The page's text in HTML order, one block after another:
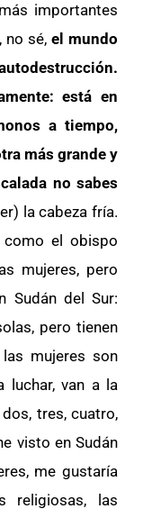
importantes
no sé, el mundo
está en
a tiempo,
más grande y
no sabes
la cabeza fría.
como el obispo
mujeres, pero
Sudán del Sur:
pero tienen
mujeres son
luchar, van a la
tres, cuatro,
visto en Sudán
me gustaría
religiosas, las